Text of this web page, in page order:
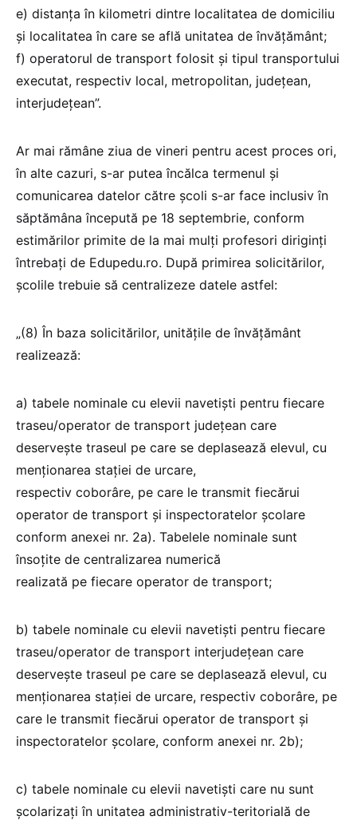
e) distanța în kilometri dintre localitatea de domiciliu
și localitatea în care se află unitatea de învățământ;
f) operatorul de transport folosit și tipul transportului
executat, respectiv local, metropolitan, județean,
interjudețean”.
Ar mai rămâne ziua de vineri pentru acest proces ori,
în alte cazuri, s-ar putea încălca termenul și
comunicarea datelor către școli s-ar face inclusiv în
săptămâna începută pe 18 septembrie, conform
estimărilor primite de la mai mulți profesori diriginți
întrebați de Edupedu.ro. După primirea solicitărilor,
școlile trebuie să centralizeze datele astfel:
„(8) În baza solicitărilor, unitățile de învățământ
realizează:
a) tabele nominale cu elevii navetiști pentru fiecare
traseu/operator de transport județean care
deservește traseul pe care se deplasează elevul, cu
menționarea stației de urcare,
respectiv coborâre, pe care le transmit fiecărui
operator de transport și inspectoratelor școlare
conform anexei nr. 2a). Tabelele nominale sunt
însoțite de centralizarea numerică
realizată pe fiecare operator de transport;
b) tabele nominale cu elevii navetiști pentru fiecare
traseu/operator de transport interjudețean care
deservește traseul pe care se deplasează elevul, cu
menționarea stației de urcare, respectiv coborâre, pe
care le transmit fiecărui operator de transport și
inspectoratelor școlare, conform anexei nr. 2b);
c) tabele nominale cu elevii navetiști care nu sunt
școlarizați în unitatea administrativ-teritorială de